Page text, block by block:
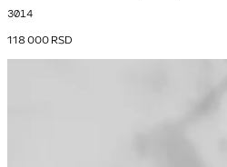
3014
118 000RSD